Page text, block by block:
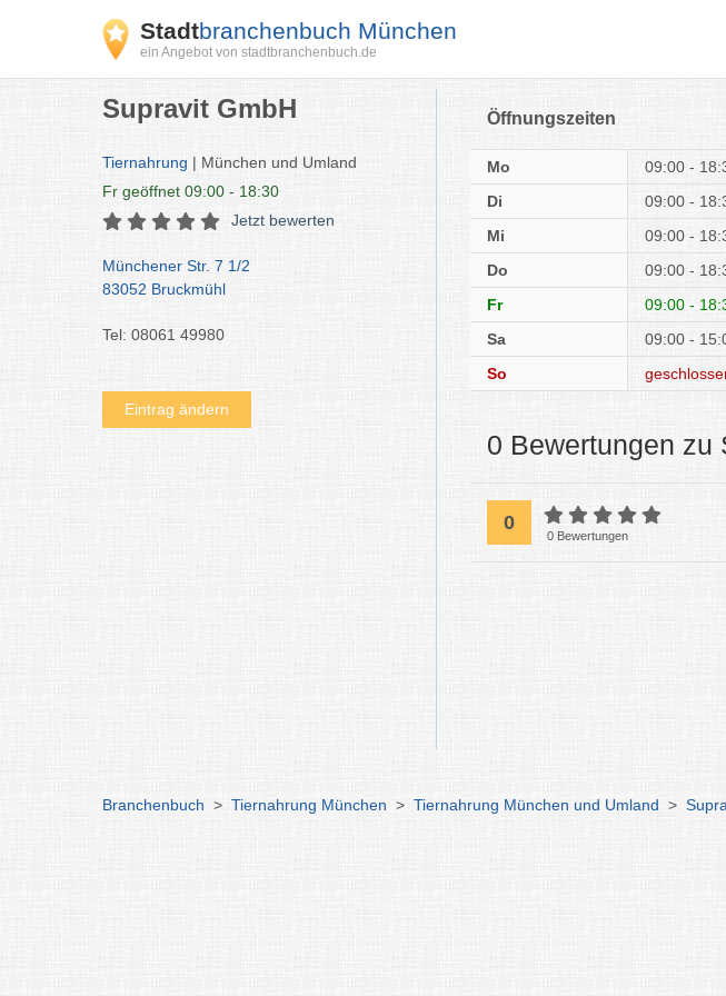
Stadtbranchenbuch München
ein Angebot von stadtbranchenbuch.de
Supravit GmbH
Tiernahrung | München und Umland
Fr geöffnet 09:00 - 18:30
Jetzt bewerten
Münchener Str. 7 1/2
83052 Bruckmühl
Tel: 08061 49980
Eintrag ändern
Öffnungszeiten
Mo
09:00 -
Di
09:00 -
Mi
09:00 -
Do
09:00 -
Fr
09:00 -
Sa
09:00 -
So
0 Bewertungen zu
0
0 Bewertungen
Branchenbuch > Tiernahrung München > Tiernahrung München und Umland >